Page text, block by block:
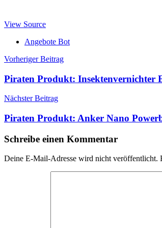
View Source
Angebote Bot
Beitragsnavigation
Vorheriger Beitrag
Piraten Produkt:
Nächster Beitrag
Piraten Produkt: Anker Nano
Schreibe einen Kommentar
Deine E-Mail-Adresse wird nicht veröffentlicht.